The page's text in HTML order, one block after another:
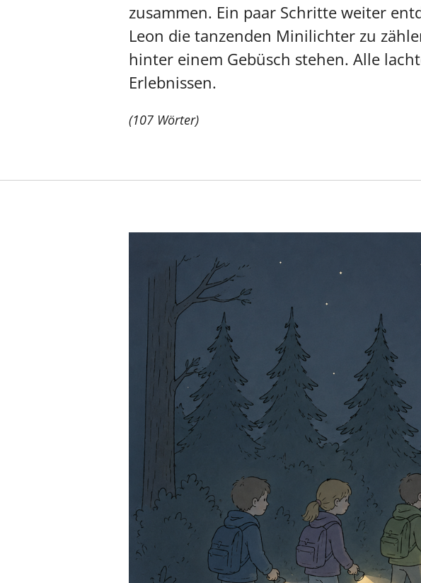
zusammen. Ein paar Schritte weiter
Leon die tanzenden Minilichter zu
hinter einem Gebüsch stehen. Alle
Erlebnissen.
(107 Wörter)